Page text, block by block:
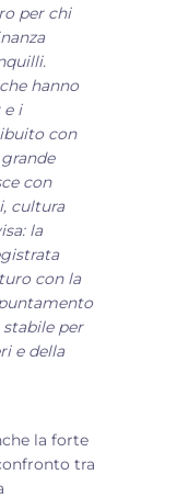
per chi
hanno
e i
con
con
cultura
la
con la
per
e della
la forte
tra